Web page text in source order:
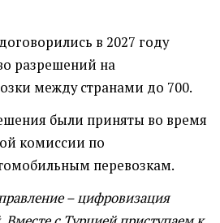
в 2027 году
разрешений на
между странами до 700.
были приняты во время
комиссии по
перевозкам.
– цифровизация